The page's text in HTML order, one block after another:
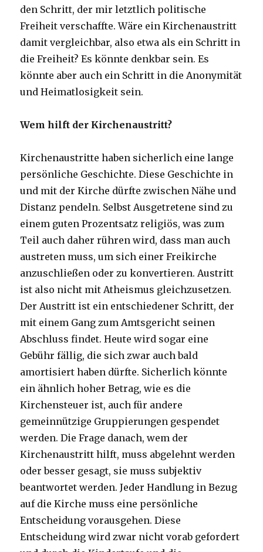
den Schritt, der mir letztlich politische
Freiheit verschaffte. Wäre ein Kirchenaustritt
damit vergleichbar, also etwa als ein Schritt in
die Freiheit? Es könnte denkbar sein. Es
könnte aber auch ein Schritt in die Anonymität
und Heimatlosigkeit sein.
Wem hilft der Kirchenaustritt?
Kirchenaustritte haben sicherlich eine lange
persönliche Geschichte. Diese Geschichte in
und mit der Kirche dürfte zwischen Nähe und
Distanz pendeln. Selbst Ausgetretene sind zu
einem guten Prozentsatz religiös, was zum
Teil auch daher rühren wird, dass man auch
austreten muss, um sich einer Freikirche
anzuschließen oder zu konvertieren. Austritt
ist also nicht mit Atheismus gleichzusetzen.
Der Austritt ist ein entschiedener Schritt, der
mit einem Gang zum Amtsgericht seinen
Abschluss findet. Heute wird sogar eine
Gebühr fällig, die sich zwar auch bald
amortisiert haben dürfte. Sicherlich könnte
ein ähnlich hoher Betrag, wie es die
Kirchensteuer ist, auch für andere
gemeinnützige Gruppierungen gespendet
werden. Die Frage danach, wem der
Kirchenaustritt hilft, muss abgelehnt werden
oder besser gesagt, sie muss subjektiv
beantwortet werden. Jeder Handlung in Bezug
auf die Kirche muss eine persönliche
Entscheidung vorausgehen. Diese
Entscheidung wird zwar nicht vorab gefordert